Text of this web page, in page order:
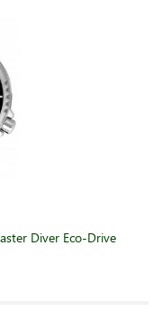
Diver Eco-Drive